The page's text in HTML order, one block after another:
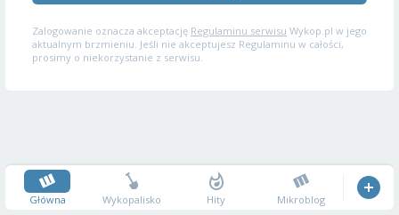
Zalogowanie oznacza akceptację Regulaminu serwisu Wykop.pl w jego
aktualnym brzmieniu. Jeśli nie akceptujesz Regulaminu w całości,
prosimy o niekorzystanie z serwisu.
Główna Wykopalisko Hity Mikroblog